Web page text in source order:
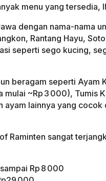
menu yang tersedia,
dengan nama-nama
Rantang Hayu,
seperti sego kucing,
beragam seperti Ayam
~Rp 3 000), Tumis
ayam lainnya yang cocok
Raminten sangat
Rp 8 000